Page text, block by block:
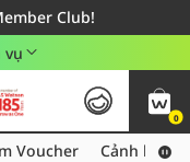
Club!
từ 249,000Đ
vực TP. Hồ Chí Minh
vụ
0
Voucher Cảnh báo